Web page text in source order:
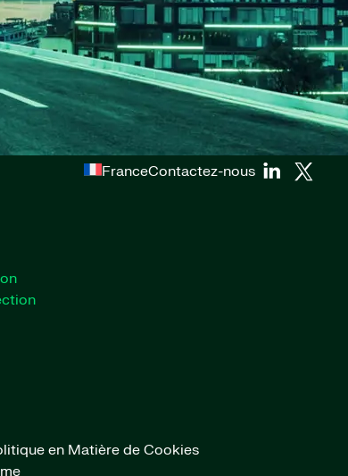
FranceContactez-nous
en Matière de Cookies